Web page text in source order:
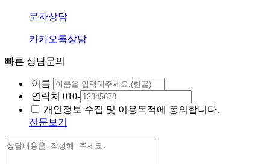
문자상담
카카오톡상담
빠른 상담문의
이름
연락처 010-
개인정보 수집 및 이용목적에 동의합니다.
전문보기